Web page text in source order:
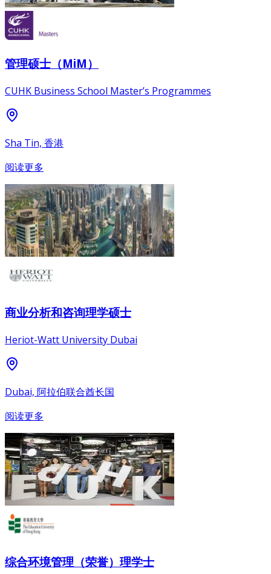
管理硕士（MiM）
CUHK Business School Master’s Programmes
Sha Tin, 香港
阅读更多
商业分析和咨询理学硕士
Heriot-Watt University Dubai
Dubai, 阿拉伯联合酋长国
阅读更多
综合环境管理（荣誉）理学士